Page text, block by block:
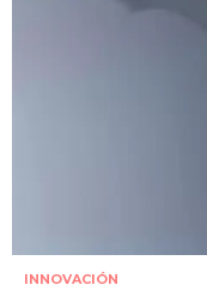
INNOVACIÓN